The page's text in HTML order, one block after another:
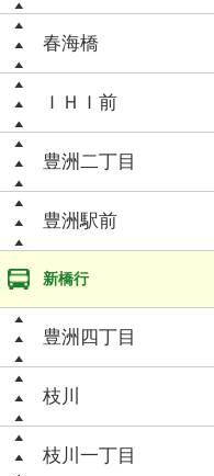
春海橋
ＩＨＩ前
豊洲二丁目
豊洲駅前
新橋行
豊洲四丁目
枝川
枝川一丁目